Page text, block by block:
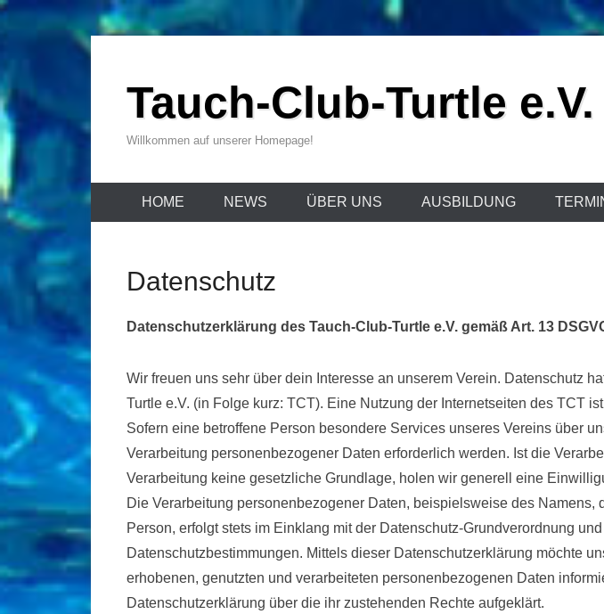
wechselnTauch-Club-Turtle
Willkommen auf unserer Homepage!
HOME NEWS ÜBER UNS AUSBILDUNG
Datenschutz
Datenschutzerklärung des Tauch-Club-Turtle e.V. gemäß Art. 13
Wir freuen uns sehr über dein Interesse an unserem Verein. Datenschutz
Turtle e.V. (in Folge kurz: TCT). Eine Nutzung der Internetseiten des TCT
Sofern eine betroffene Person besondere Services unseres Vereins über
Verarbeitung personenbezogener Daten erforderlich werden. Ist die
Verarbeitung keine gesetzliche Grundlage, holen wir generell eine
Die Verarbeitung personenbezogener Daten, beispielsweise des
Person, erfolgt stets im Einklang mit der Datenschutz-Grundverordnung
Datenschutzbestimmungen. Mittels dieser Datenschutzerklärung möchte
erhobenen, genutzten und verarbeiteten personenbezogenen Daten
Datenschutzerklärung über die ihr zustehenden Rechte aufgeklärt.